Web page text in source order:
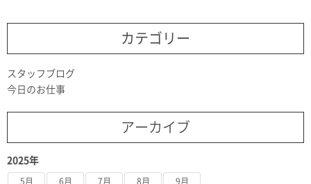
カテゴリー
スタッフブログ
今日のお仕事
アーカイブ
2025年
5月 6月 7月 8月 9月